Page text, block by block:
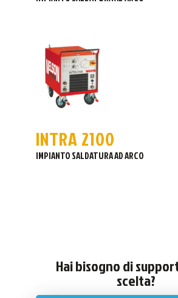
INTRA 2100
IMPIANTO SALDATURA AD ARCO
Hai bisogno di
scelta?